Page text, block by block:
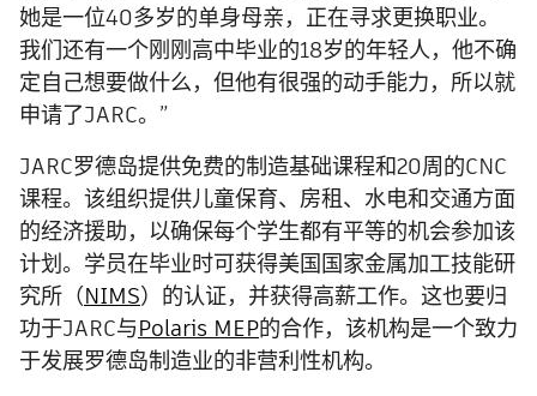
她是一位40多岁的单身母亲，正在寻求更换职业。
我们还有一个刚刚高中毕业的18岁的年轻人，他不确
定自己想要做什么，但他有很强的动手能力，所以就
申请了JARC。”
JARC罗德岛提供免费的制造基础课程和20周的CNC
课程。该组织提供儿童保育、房租、水电和交通方面
的经济援助，以确保每个学生都有平等的机会参加该
计划。学员在毕业时可获得美国国家金属加工技能研
究所（NIMS）的认证，并获得高薪工作。这也要归
功于JARC与Polaris MEP的合作，该机构是一个致力
于发展罗德岛制造业的非营利性机构。